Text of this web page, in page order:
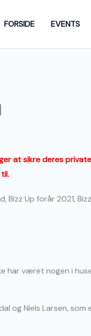
FORSIDE EVENTS
at sikre deres
har været nogen i
og Niels Larsen, som